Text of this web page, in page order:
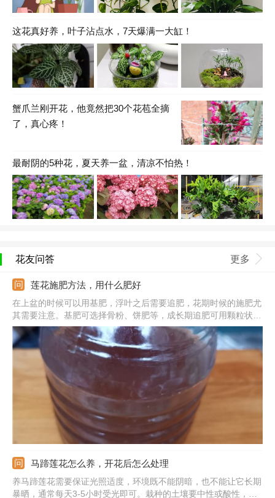
这花真好养，叶子沾点水，7天爆满一大缸！
蟹爪兰刚开花，他竟然把30个花苞全摘
了，真心疼！
最耐阴的5种花，夏天养一盆，清凉不怕热！
花友问答 更多
莲花施肥方法，用什么肥好
在上盆的时候可以用基肥，浮叶之后需要追肥，花期时候的施肥尤
其需要注意。基肥可选择骨粉、饼肥等，成长期追肥可用颗粒状的
复合肥。基肥直接混合在塘泥之中，颗粒状的肥在成长期每次添加
10粒左右，花期的时候需要多用一些；施肥7—10天一次比较好。
需注意休眠期的时候别施肥，施肥过后可以添加一定量的水。
马蹄莲花怎么养，开花后怎么处理
养马蹄莲花需要保证光照适度，环境既不能阴暗，也不能让它长期
暴晒，通常每天3-5小时受光即可。栽种的土壤要中性或酸性，还